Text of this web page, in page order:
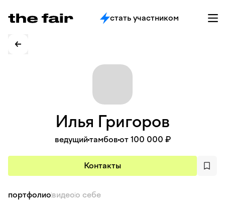
стать участником
Илья Григоров
ведущийтамбовот 100 000 ₽
Контакты
портфолиовидеоо себе